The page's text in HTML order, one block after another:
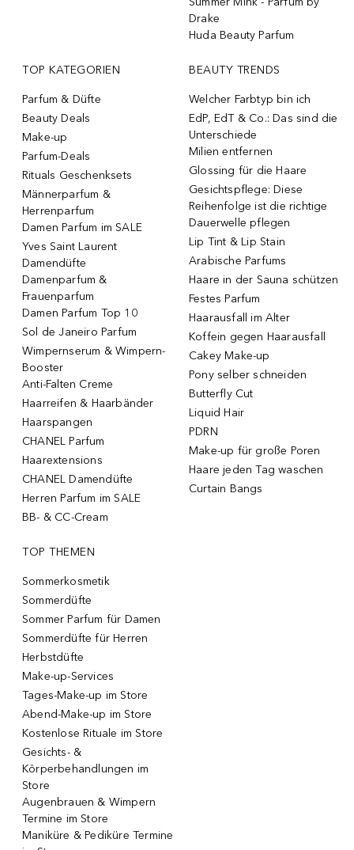
Drake
Huda Beauty Parfum
TOP KATEGORIEN
Parfum & Düfte
Beauty Deals
Make-up
Parfum-Deals
Rituals Geschenksets
Männerparfum &
Herrenparfum
Damen Parfum im SALE
Yves Saint Laurent
Damendüfte
Damenparfum &
Frauenparfum
Damen Parfum Top 10
Sol de Janeiro Parfum
Wimpernserum & Wimpern-
Booster
Anti-Falten Creme
Haarreifen & Haarbänder
Haarspangen
CHANEL Parfum
Haarextensions
CHANEL Damendüfte
Herren Parfum im SALE
BB- & CC-Cream
BEAUTY TRENDS
Welcher Farbtyp bin ich
EdP, EdT & Co.: Das sind die
Unterschiede
Milien entfernen
Glossing für die Haare
Gesichtspflege: Diese
Reihenfolge ist die richtige
Dauerwelle pflegen
Lip Tint & Lip Stain
Arabische Parfums
Haare in der Sauna schützen
Festes Parfum
Haarausfall im Alter
Koffein gegen Haarausfall
Cakey Make-up
Pony selber schneiden
Butterfly Cut
Liquid Hair
PDRN
Make-up für große Poren
Haare jeden Tag waschen
Curtain Bangs
TOP THEMEN
Sommerkosmetik
Sommerdüfte
Sommer Parfum für Damen
Sommerdüfte für Herren
Herbstdüfte
Make-up-Services
Tages-Make-up im Store
Abend-Make-up im Store
Kostenlose Rituale im Store
Gesichts- &
Körperbehandlungen im
Store
Augenbrauen & Wimpern
Termine im Store
Maniküre & Pediküre Termine